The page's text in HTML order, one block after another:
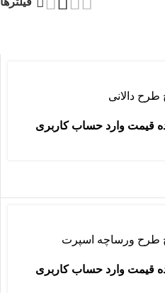
طرح دالانی
قیمت وارد حساب کاربری
طرح ورساچه اسپرت
قیمت وارد حساب کاربری